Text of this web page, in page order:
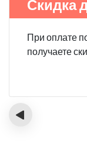
Скидка
При оплате
получаете
‹